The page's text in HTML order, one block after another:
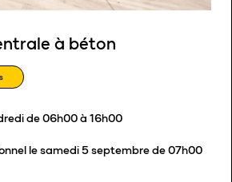
à béton
de 06h00 à 16h00
le samedi 5 septembre de 07h00